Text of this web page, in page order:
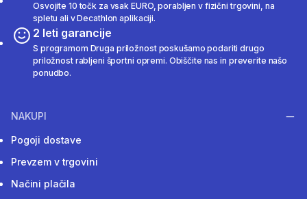
Osvojite 10 točk za vsak EURO, porabljen v fizični trgovini, na
spletu ali v Decathlon aplikaciji.
2 leti garancije
S programom Druga priložnost poskušamo podariti drugo
priložnost rabljeni športni opremi. Obiščite nas in preverite našo
ponudbo.
NAKUPI
Pogoji dostave
Prevzem v trgovini
Načini plačila